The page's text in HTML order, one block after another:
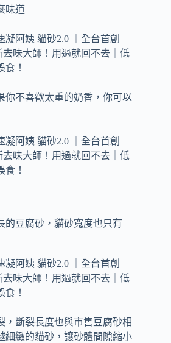
味道
你不喜歡太重的奶香，你可以
的豆腐砂，貓砂寬度也只有
，斷裂長度也與市售豆腐砂相
細緻的貓砂，讓砂體間隙縮小